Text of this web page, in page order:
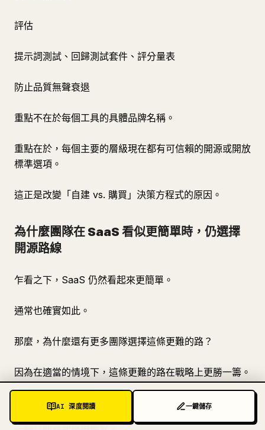
評估
提示詞測試、回歸測試套件、評分量表
防止品質無聲衰退
重點不在於每個工具的具體品牌名稱。
重點在於，每個主要的層級現在都有可信賴的開源或開放
標準選項。
這正是改變「自建 vs. 購買」決策方程式的原因。
為什麼團隊在 SaaS 看似更簡單時，仍選擇
開源路線
乍看之下，SaaS 仍然看起來更簡單。
通常也確實如此。
那麼，為什麼還有更多團隊選擇這條更難的路？
因為在適當的情境下，這條更難的路在戰略上更勝一籌。
AI 深度閱讀 一鍵儲存